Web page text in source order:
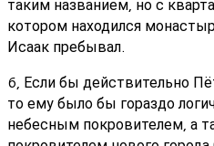
таким названием, но с
котором находился
Исаак пребывал.
6, Если бы действительно
то ему было бы гораздо
небесным покровителем, а